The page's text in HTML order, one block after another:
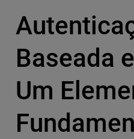
Baseada
Um